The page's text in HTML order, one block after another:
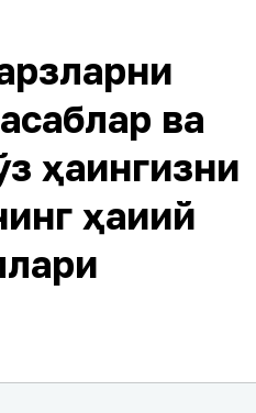
ва
ҳақингизни
ҳақиқий